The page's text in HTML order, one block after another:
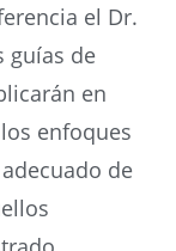
el Dr.
guías de
en
enfoques
de